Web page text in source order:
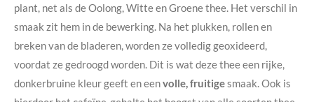
plant, net als de Oolong, Witte en Groene thee. Het verschil in
smaak zit hem in de bewerking. Na het plukken, rollen en
breken van de bladeren, worden ze volledig geoxideerd,
voordat ze gedroogd worden. Dit is wat deze thee een rijke,
donkerbruine kleur geeft en eenvolle, fruitigesmaak. Ook is